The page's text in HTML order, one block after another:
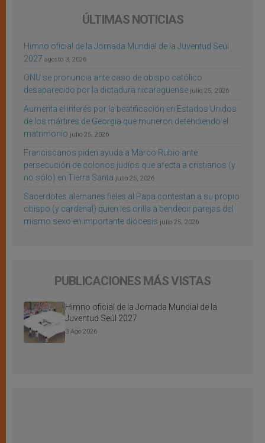
ÚLTIMAS NOTICIAS
Himno oficial de la Jornada Mundial de la Juventud Seúl
2027 agosto 3, 2026
ONU se pronuncia ante caso de obispo católico
desaparecido por la dictadura nicaragüense julio 25, 2026
Aumenta el interés por la beatificación en Estados Unidos
de los mártires de Georgia que murieron defendiendo el
matrimonio julio 25, 2026
Franciscanos piden ayuda a Marco Rubio ante
persecución de colonos judíos que afecta a cristianos (y
no sólo) en Tierra Santa julio 25, 2026
Sacerdotes alemanes fieles al Papa contestan a su propio
obispo (y cardenal) quien les orilla a bendecir parejas del
mismo sexo en importante diócesis julio 25, 2026
PUBLICACIONES MÁS VISTAS
Himno oficial de la Jornada Mundial de la
Juventud Seúl 2027
3 Ago 2026